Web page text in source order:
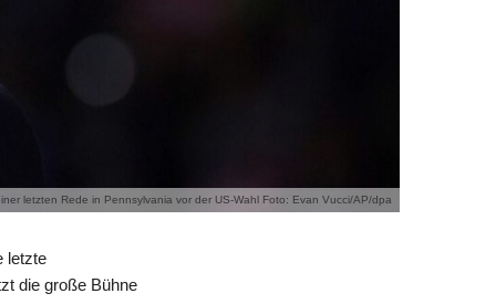
letzten Rede in Pennsylvania vor der US-Wahl Foto: Evan Vucci/AP/dpa
letzte
die große Bühne